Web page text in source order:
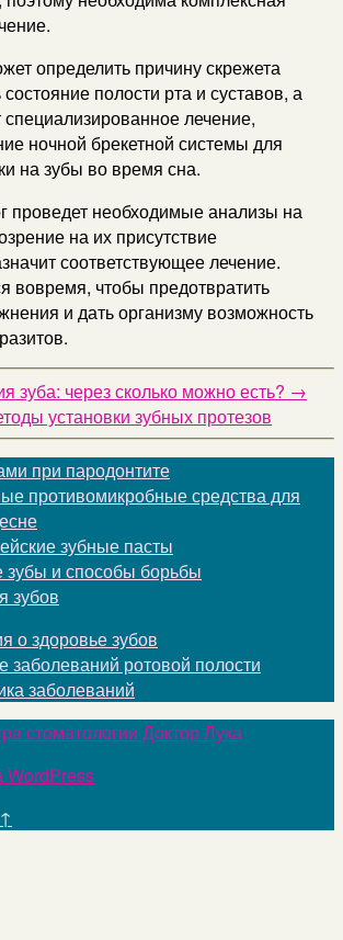
определить причину скрежета
полости рта и суставов, а
лечение,
ночной брекетной системы для
на зубы во время сна.
проведет необходимые анализы на
на их присутствие
соответствующее лечение.
вовремя, чтобы предотвратить
и дать организму возможность
зуба: через сколько можно есть? →
установки зубных протезов
при пародонтите
противомикробные средства для
зубные пасты
и способы борьбы
зубов
о здоровье зубов
заболеваний ротовой полости
заболеваний
стоматологии Доктор Лука
WordPress
↑